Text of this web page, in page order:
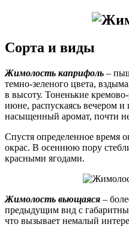
Сорта и виды
Жимолость каприфоль –
темно-зеленого цвета,
в высоту. Тоненькие
июне, распускаясь вечером и
насыщенный аромат, почти
Спустя определенное время
окрас. В осеннюю пору
красными ягодами.
Жимолость вьющаяся –
предыдущим вид с
что вызывает немалый